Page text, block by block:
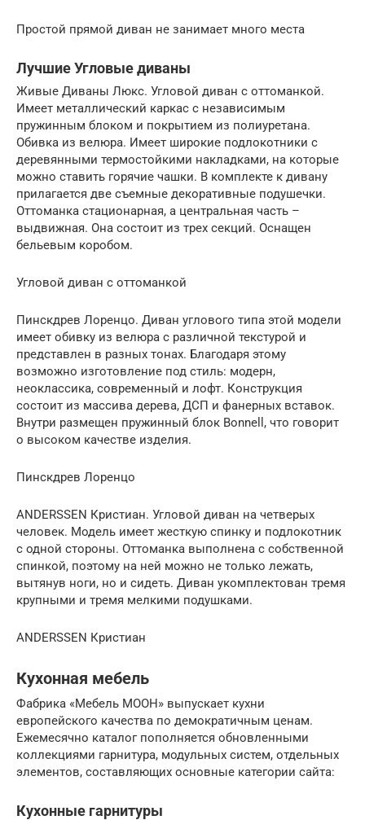
Простой прямой диван не занимает много места
Лучшие Угловые диваны
Живые Диваны Люкс. Угловой диван с оттоманкой.
Имеет металлический каркас с независимым
пружинным блоком и покрытием из полиуретана.
Обивка из велюра. Имеет широкие подлокотники с
деревянными термостойкими накладками, на которые
можно ставить горячие чашки. В комплекте к дивану
прилагается две съемные декоративные подушечки.
Оттоманка стационарная, а центральная часть –
выдвижная. Она состоит из трех секций. Оснащен
бельевым коробом.
Угловой диван с оттоманкой
Пинскдрев Лоренцо. Диван углового типа этой модели
имеет обивку из велюра с различной текстурой и
представлен в разных тонах. Благодаря этому
возможно изготовление под стиль: модерн,
неоклассика, современный и лофт. Конструкция
состоит из массива дерева, ДСП и фанерных вставок.
Внутри размещен пружинный блок Bonnell, что говорит
о высоком качестве изделия.
Пинскдрев Лоренцо
ANDERSSEN Кристиан. Угловой диван на четверых
человек. Модель имеет жесткую спинку и подлокотник
с одной стороны. Оттоманка выполнена с собственной
спинкой, поэтому на ней можно не только лежать,
вытянув ноги, но и сидеть. Диван укомплектован тремя
крупными и тремя мелкими подушками.
ANDERSSEN Кристиан
Кухонная мебель
Фабрика «Мебель МООН» выпускает кухни
европейского качества по демократичным ценам.
Ежемесячно каталог пополняется обновленными
коллекциями гарнитура, модульных систем, отдельных
элементов, составляющих основные категории сайта:
Кухонные гарнитуры